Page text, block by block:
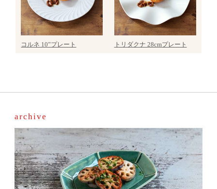
コルネ 10”プレート トリダクナ 28cmプレート
archive